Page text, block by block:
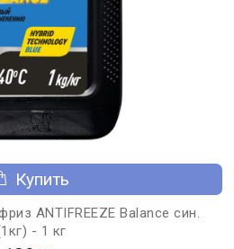
Купить
ANTIFREEZE Balance син.
- 1 кг